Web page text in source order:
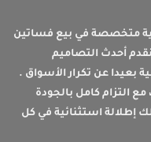
متخصصة في بيع فساتين
أحدث التصاميم
بعيدا عن تكرار الأسواق .
مع التزام كامل بالجودة
إطلالة استثنائية في كل